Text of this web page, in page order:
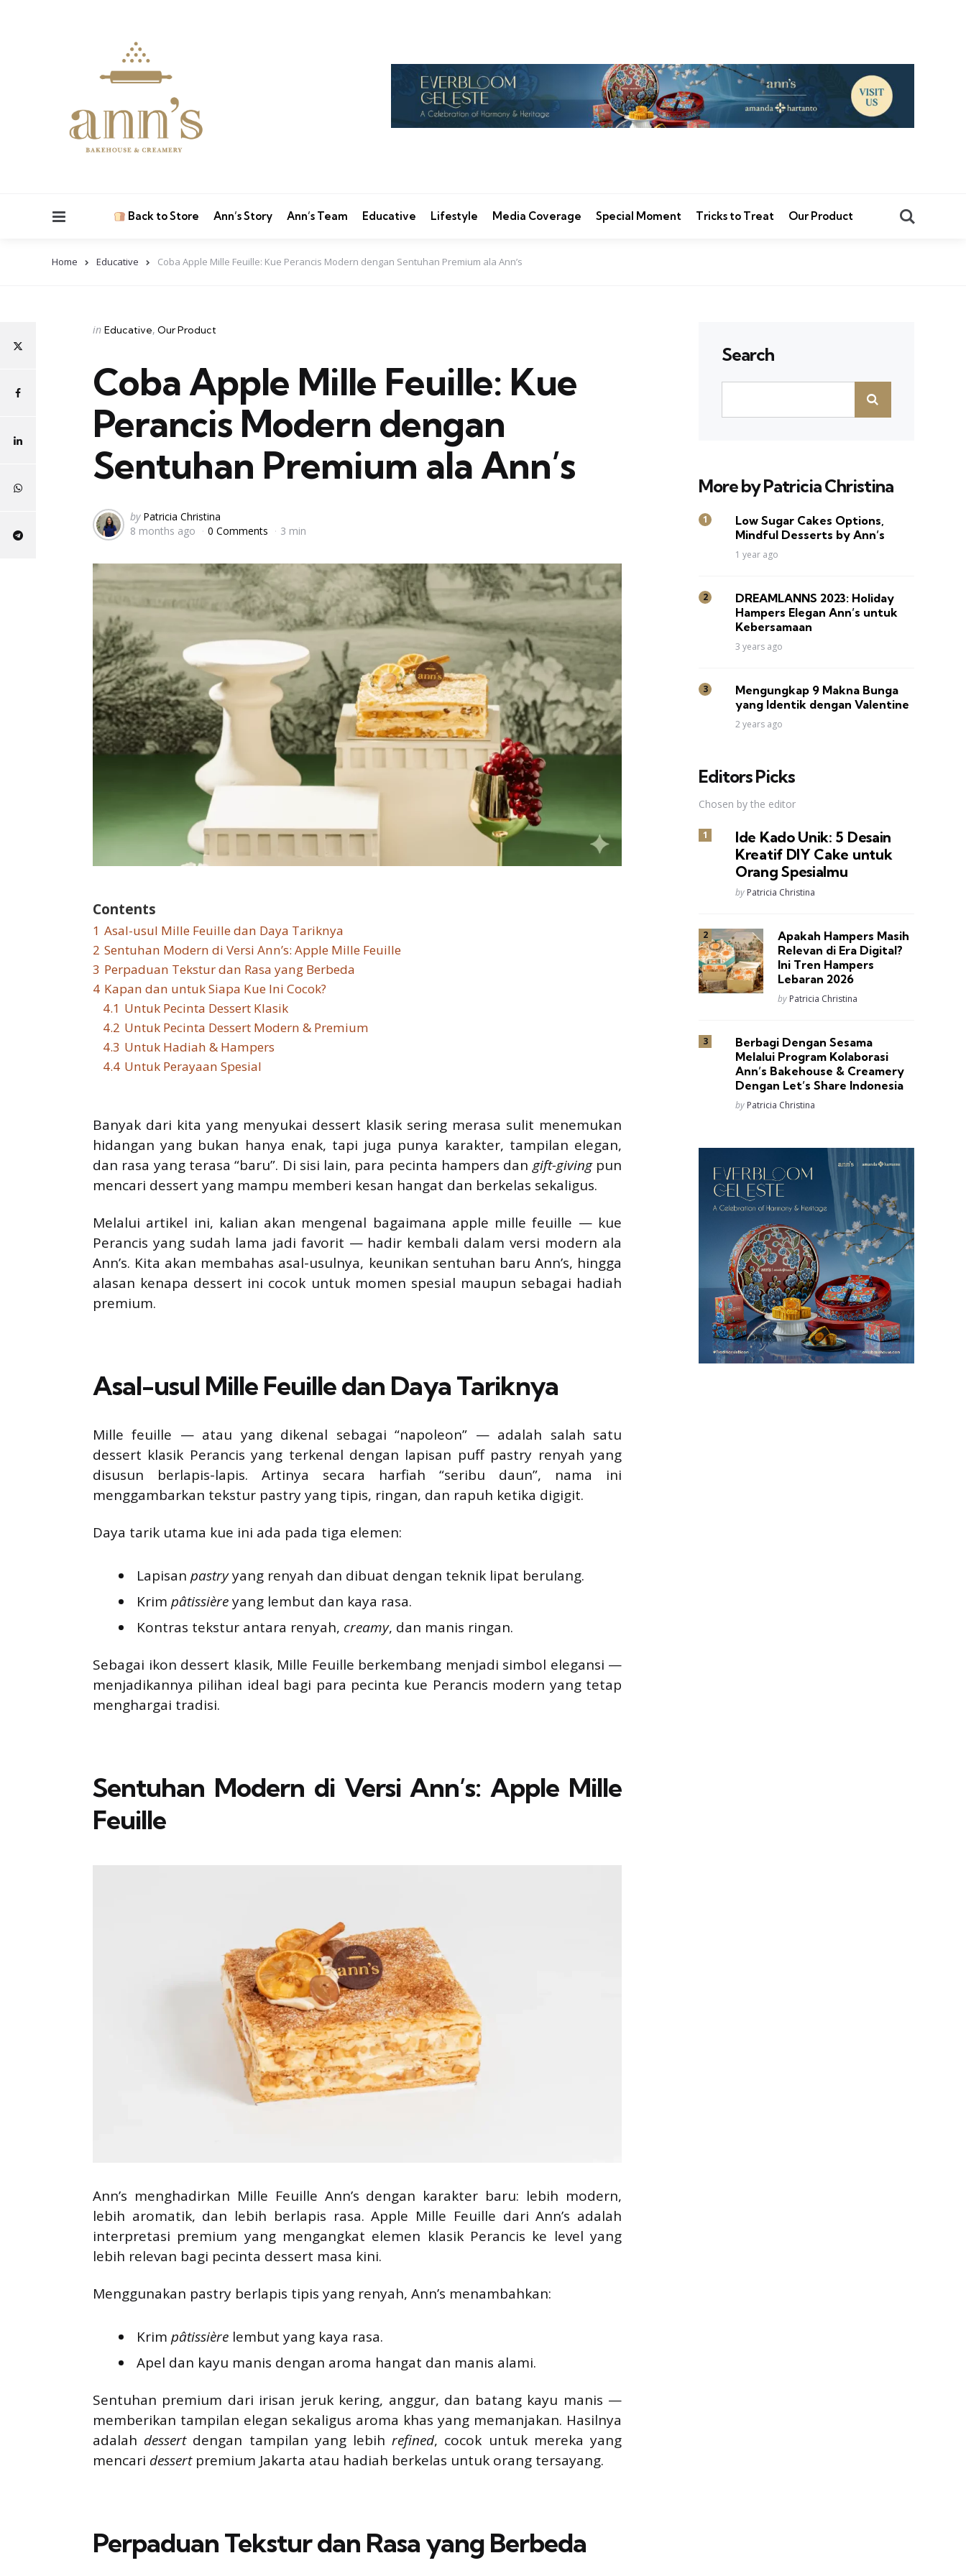
Back to Store Ann’s Story Ann’s Team Educative Lifestyle Media Coverage Special Moment Tricks to Treat Our Product
Home Educative Coba Apple Mille Feuille: Kue Perancis Modern dengan Sentuhan Premium ala Ann’s
Categories
Posted
in Educative Our Product
Coba Apple Mille Feuille: Kue
Perancis Modern dengan
Sentuhan Premium ala Ann’s
Posted
by
by Patricia Christina
8 months ago
0 Comments 3 min
Contents
1 Asal-usul Mille Feuille dan Daya Tariknya
2 Sentuhan Modern di Versi Ann’s: Apple Mille Feuille
3 Perpaduan Tekstur dan Rasa yang Berbeda
4 Kapan dan untuk Siapa Kue Ini Cocok?
4.1 Untuk Pecinta Dessert Klasik
4.2 Untuk Pecinta Dessert Modern & Premium
4.3 Untuk Hadiah & Hampers
4.4 Untuk Perayaan Spesial
Banyak dari kita yang menyukai dessert klasik sering merasa sulit menemukan
hidangan yang bukan hanya enak, tapi juga punya karakter, tampilan elegan,
dan rasa yang terasa “baru”. Di sisi lain, para pecinta hampers dan gift-givingpun
mencari dessert yang mampu memberi kesan hangat dan berkelas sekaligus.
Melalui artikel ini, kalian akan mengenal bagaimana apple mille feuille — kue
Perancis yang sudah lama jadi favorit — hadir kembali dalam versi modern ala
Ann’s. Kita akan membahas asal-usulnya, keunikan sentuhan baru Ann’s, hingga
alasan kenapa dessert ini cocok untuk momen spesial maupun sebagai hadiah
premium.
Asal-usul Mille Feuille dan Daya Tariknya
Mille feuille — atau yang dikenal sebagai “napoleon” — adalah salah satu
dessert klasik Perancis yang terkenal dengan lapisan puff pastry renyah yang
disusun berlapis-lapis. Artinya secara harfiah “seribu daun”, nama ini
menggambarkan tekstur pastry yang tipis, ringan, dan rapuh ketika digigit.
Daya tarik utama kue ini ada pada tiga elemen:
Lapisan pastryyang renyah dan dibuat dengan teknik lipat berulang.
Krim pâtissièreyang lembut dan kaya rasa.
Kontras tekstur antara renyah, creamy, dan manis ringan.
Sebagai ikon dessert klasik, Mille Feuille berkembang menjadi simbol elegansi —
menjadikannya pilihan ideal bagi para pecinta kue Perancis modern yang tetap
menghargai tradisi.
Sentuhan Modern di Versi Ann’s: Apple Mille
Feuille
Ann’s menghadirkan Mille Feuille Ann’s dengan karakter baru: lebih modern,
lebih aromatik, dan lebih berlapis rasa. Apple Mille Feuille dari Ann’s adalah
interpretasi premium yang mengangkat elemen klasik Perancis ke level yang
lebih relevan bagi pecinta dessert masa kini.
Menggunakan pastry berlapis tipis yang renyah, Ann’s menambahkan:
Krim pâtissière lembut yang kaya rasa.
Apel dan kayu manis dengan aroma hangat dan manis alami.
Sentuhan premium dari irisan jeruk kering, anggur, dan batang kayu manis —
memberikan tampilan elegan sekaligus aroma khas yang memanjakan. Hasilnya
adalah dessert dengan tampilan yang lebihrefined, cocok untuk mereka yang
mencari dessert premium Jakarta atau hadiah berkelas untuk orang tersayang.
Perpaduan Tekstur dan Rasa yang Berbeda
Search
More by Patricia Christina
Low Sugar Cakes Options,
Mindful Desserts by Ann’s
1 year ago
DREAMLANNS 2023: Holiday
Hampers Elegan Ann’s untuk
Kebersamaan
3 years ago
Mengungkap 9 Makna Bunga
yang Identik dengan Valentine
2 years ago
Editors Picks
Chosen by the editor
Ide Kado Unik: 5 Desain
Kreatif DIY Cake untuk
Orang Spesialmu
Posted
by Patricia Christina
Apakah Hampers Masih
Relevan di Era Digital?
Ini Tren Hampers
Lebaran 2026
Posted
by Patricia Christina
Berbagi Dengan Sesama
Melalui Program Kolaborasi
Ann’s Bakehouse & Creamery
Dengan Let’s Share Indonesia
Posted
by Patricia Christina